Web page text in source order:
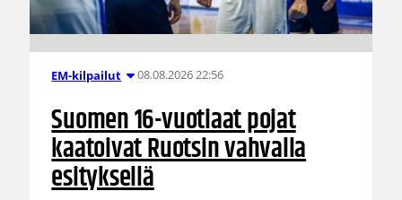
EM-kilpailut 08.08.2026 22:56
Suomen 16-vuotiaat pojat
kaatoivat Ruotsin vahvalla
esityksellä